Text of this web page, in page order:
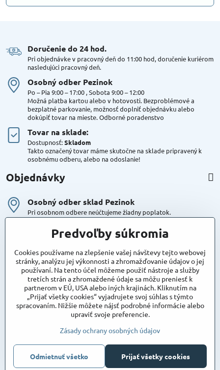
Doručenie do 24 hod​.
Pri objednávke v pracovný deň do 11:00 hod, doručenie kuriérom
nasledujúci pracovný deň.
Osobný odber Pezinok
Po – Pia 9:00 – 17:00 , Sobota 9:00 – 12:00
Možná platba kartou alebo v hotovosti. Bezproblémové a
bezplatné parkovanie, možnosť doplniť objednávku alebo
dokúpiť tovar na mieste. Odborné poradenstvo
Tovar na sklade:
Dostupnosť:Skladom
Takto označený tovar máme skutočne na sklade pripravený k
osobnému odberu, alebo na odoslanie!
Objednávky
Osobný odber sklad Pezinok
Pri osobnom odbere neúčtujeme žiadny poplatok.
Kuriér DPD , Geis
Cena za dopravu:
Maxstore
Bratislavská 79
Areál Satina
90201 Pezinok
vjazd do areálu z Bratislavskej ulice
Súradnice pre GPS:
48°16'48.83"N, 17°15'39.45"E
©
Copyright
Predvoľby súkromiaZásady ochrany osobných údajov
Predvoľby súkromia
Cookies používame na zlepšenie vašej návštevy tejto webovej
stránky, analýzu jej výkonnosti a zhromažďovanie údajov o jej
používaní. Na tento účel môžeme použiť nástroje a služby
tretích strán a zhromaždené údaje sa môžu preniesť k
partnerom v EÚ, USA alebo iných krajinách. Kliknutím na
„Prijať všetky cookies“ vyjadrujete svoj súhlas s týmto
spracovaním. Nižšie môžete nájsť podrobné informácie alebo
upraviť svoje preferencie.
Zásady ochrany osobných údajov
Prijať všetky cookies
Odmietnuť všetko